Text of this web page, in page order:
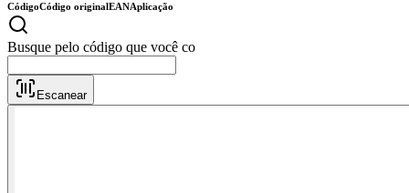
CódigoCódigo originalEANAplicação
Busque pe
Escanear